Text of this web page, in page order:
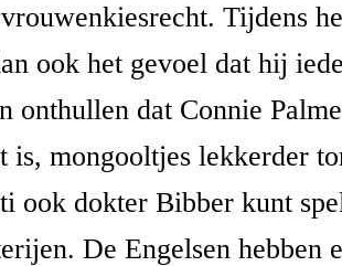
Tijdens
ook het gevoel dat hij
onthullen dat Connie
is, mongooltjes lekkerder
ook dokter Bibber kunt
De Engelsen hebben